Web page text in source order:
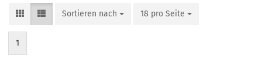
Sortieren nach
Sortieren nach 18 pro Seite
pro Seite
1